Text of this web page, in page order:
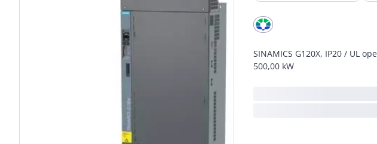
SINAMICS G120X, IP20 / UL
500,00 kW